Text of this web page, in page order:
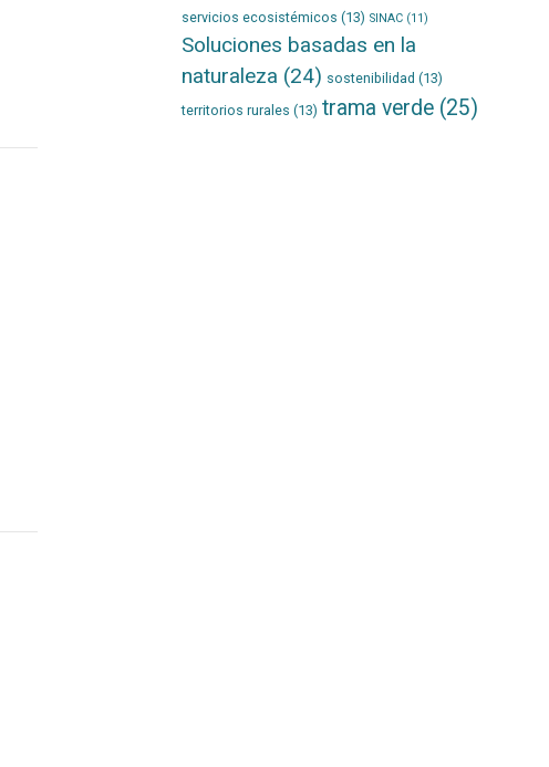
servicios ecosistémicos (13) SINAC(11)
Soluciones basadas en la
naturaleza (24) sostenibilidad (13)
territorios rurales (13) trama verde(25)